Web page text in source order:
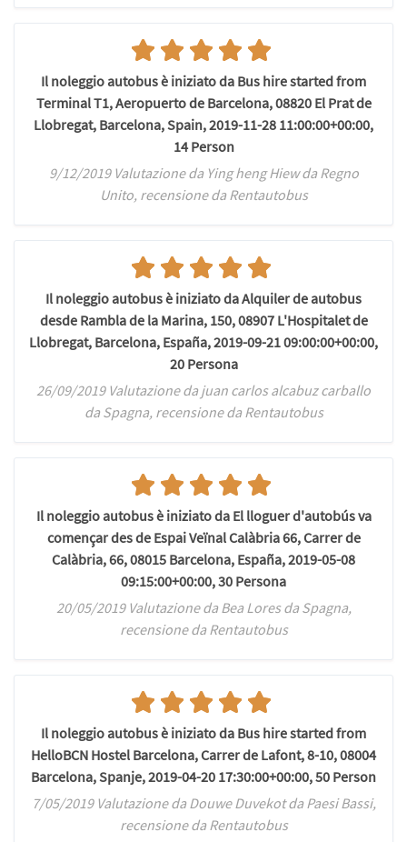
Il noleggio autobus è iniziato da Bus hire started from
Terminal T1, Aeropuerto de Barcelona, 08820 El Prat de
Llobregat, Barcelona, Spain, 2019-11-28 11:00:00+00:00,
14 Person
9/12/2019 Valutazione da Ying heng Hiew da Regno
Unito, recensione da Rentautobus
Il noleggio autobus è iniziato da Alquiler de autobus
desde Rambla de la Marina, 150, 08907 L'Hospitalet de
Llobregat, Barcelona, España, 2019-09-21 09:00:00+00:00,
20 Persona
26/09/2019 Valutazione da juan carlos alcabuz carballo
da Spagna, recensione da Rentautobus
Il noleggio autobus è iniziato da El lloguer d'autobús va
començar des de Espai Veïnal Calàbria 66, Carrer de
Calàbria, 66, 08015 Barcelona, España, 2019-05-08
09:15:00+00:00, 30 Persona
20/05/2019 Valutazione da Bea Lores da Spagna,
recensione da Rentautobus
Il noleggio autobus è iniziato da Bus hire started from
HelloBCN Hostel Barcelona, Carrer de Lafont, 8-10, 08004
Barcelona, Spanje, 2019-04-20 17:30:00+00:00, 50 Person
7/05/2019 Valutazione da Douwe Duvekot da Paesi Bassi,
recensione da Rentautobus